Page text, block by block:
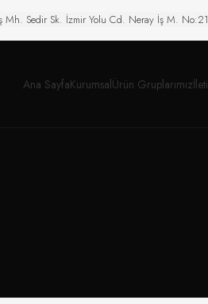
Mh. Sedir Sk. İzmir Yolu Cd. Neray İş M.
Ana SayfaKurumsalÜrün Gruplarımız